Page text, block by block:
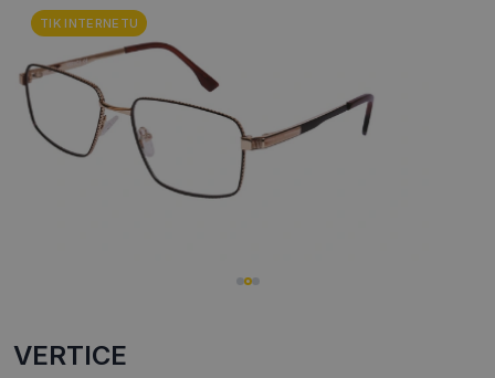
TIK INTERNETU
VERTICE